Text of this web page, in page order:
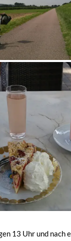
13 Uhr und nach